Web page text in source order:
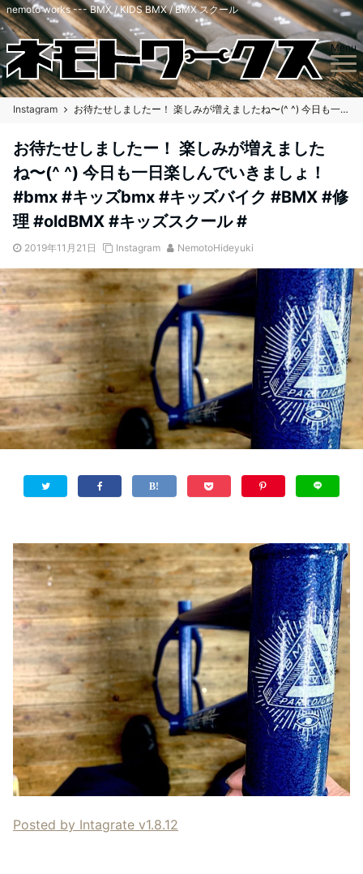
nemoto works --- BMX / KIDS BMX / BMX スクール
Menu
Instagram お待たせしましたー！ 楽しみが増えましたね〜(^ ^) 今日も一日楽しんでいきましょ！ #bmx #キッズbmx #キッズバイク #BMX #修理 #oldBMX #キッズスクール #
お待たせしましたー！ 楽しみが増えました
ね〜(^ ^) 今日も一日楽しんでいきましょ！
#bmx #キッズbmx #キッズバイク #BMX #修
理 #oldBMX #キッズスクール #
2019年11月21日 Instagram NemotoHideyuki
Posted by Intagrate v1.8.12